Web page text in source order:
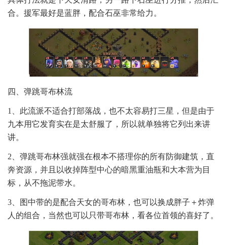
合。援军最好是蓝胖，配合石巫非常给力。
四、弹跳哥布林流
1、此流派不适合打部落战，也不太容易打三星，但是由于
九本用它发育实在是太舒服了，所以就单独将它列出来讲
讲。
2、弹跳哥布林强就强在根本不搭理你的所有防御建筑，直
奔资源，并且以收掉阵型中心的暗黑重油瓶和大本营为目
标，从不拖泥带水。
3、图中带的是配合天女的哥布林，也可以换成胖子＋炸弹
人的组合，当然也可以只带哥布林，看各位首领的喜好了。